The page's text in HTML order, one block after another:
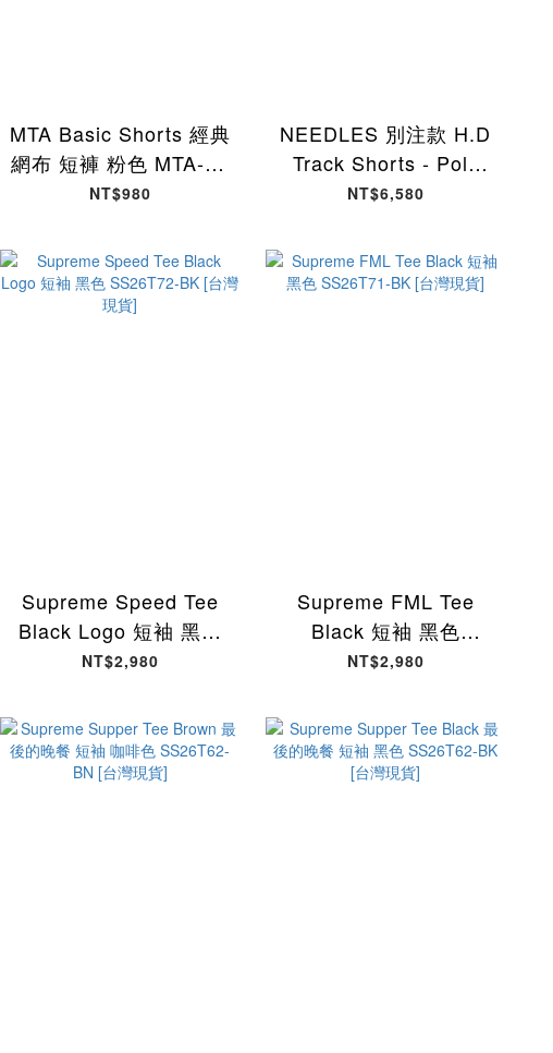
MTA Basic Shorts 經典
網布 短褲 粉色 MTA-37
[台灣現貨]
NT$980
NEEDLES 別注款 H.D
Track Shorts - Poly
Smooth 短褲 灰紫色
NT$6,580
Supreme Speed Tee
Black Logo 短袖 黑色
SS26T72-BK [台灣現
NT$2,980
Supreme FML Tee
Black 短袖 黑色
SS26T71-BK [台灣現
NT$2,980